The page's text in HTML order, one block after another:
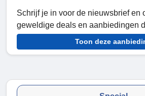
Schrijf je in voor de nieuwsbrief en
geweldige deals en aanbiedingen
Toon deze